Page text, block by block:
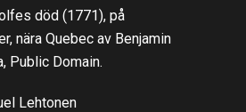
död (1771), på
nära Quebec av Benjamin
Public Domain.
Lehtonen